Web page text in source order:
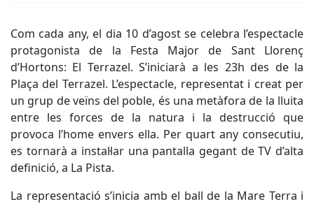
Com cada any, el dia 10 d’agost se celebra l’espectacle
protagonista de la Festa Major de Sant Llorenç
d’Hortons: El Terrazel. S’iniciarà a les 23h des de la
Plaça del Terrazel. L’espectacle, representat i creat per
un grup de veïns del poble, és una metàfora de la lluita
entre les forces de la natura i la destrucció que
provoca l’home envers ella. Per quart any consecutiu,
es tornarà a instal·lar una pantalla gegant de TV d’alta
definició, a La Pista.
La representació s’inicia amb el ball de la Mare Terra i